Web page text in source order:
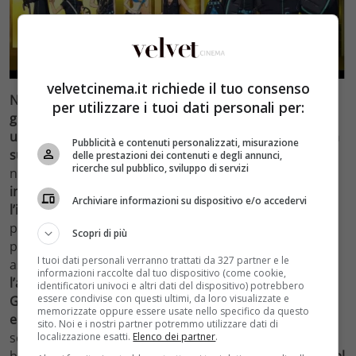
Nel Nuovo Mondoesiste unanave dalle proporzioni
gigantesche,talmente grande, da essereconsiderata
una città
, il cui nome èGrantesoro.Monkey D. Rufy e la
sua ciurma approdanosulla gigantesca Grantesoro. La
nave, grande come una città,è considerata un paese
indipendente in grado di autogovernarsi senza
l’intervento del Governo Mondialeed è considerata la
più grande città dell’intrattenimento, dove le persone
più ricche del mondo si ritrovano per giocare ed
assistere a incredibili show.Nemmeno la Marina ha
l’autorizzazione a penetrare nella nave.Il signore di
Grantesoro è Gild Tesoro che ha reso tale nave un
enorme villaggio vacanze per le persone ricche. Ma è
solo all’apparenza una realtà paradisiaca e si rivelerà
velvetcinema.it richiede il tuo consenso
per utilizzare i tuoi dati personali per:
Pubblicità e contenuti personalizzati, misurazione
delle prestazioni dei contenuti e degli annunci,
ricerche sul pubblico, sviluppo di servizi
Archiviare informazioni su dispositivo e/o accedervi
Scopri di più
I tuoi dati personali verranno trattati da 327 partner e le
informazioni raccolte dal tuo dispositivo (come cookie,
identificatori univoci e altri dati del dispositivo) potrebbero
essere condivise con questi ultimi, da loro visualizzate e
memorizzate oppure essere usate nello specifico da questo
sito. Noi e i nostri partner potremmo utilizzare dati di
localizzazione esatti. Elenco dei partner.